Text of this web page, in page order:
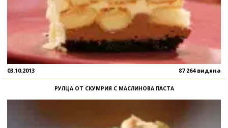
03.10.2013 87 264 видяна
РУЛЦА ОТ СКУМРИЯ С МАСЛИНОВА ПАСТА